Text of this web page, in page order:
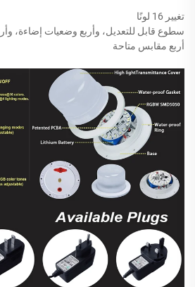
تغيير 16 لونًا
سطوع قابل للتعديل، وأربع وضعيات إضاءة،
أربع مقابس متاحة